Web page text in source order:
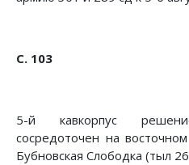
С. 103
5-й кавкорпус
сосредоточен на
Бубновская Слободка (тыл